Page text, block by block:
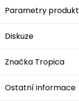
Parametry
Diskuze
Značka Tropica
Ostatní informace